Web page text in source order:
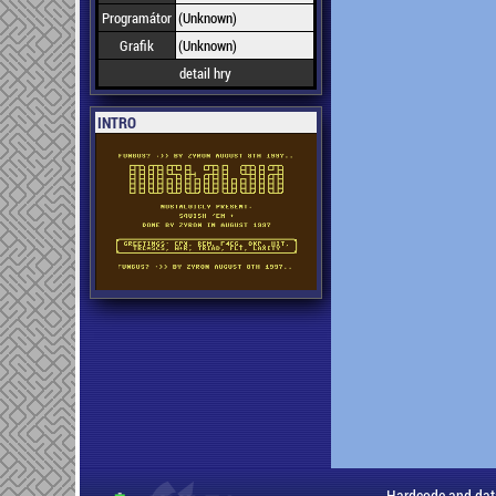
Programátor (Unknown)
Grafik
(Unknown)
detail hry
INTRO